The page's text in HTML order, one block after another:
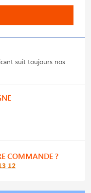
suit toujours nos
COMMANDE ?
12